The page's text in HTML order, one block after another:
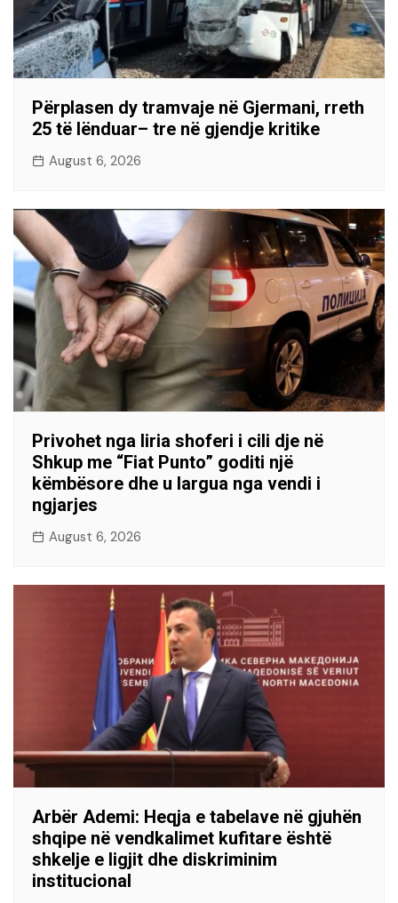
Përplasen dy tramvaje në Gjermani, rreth
25 të lënduar– tre në gjendje kritike
August 6, 2026
Privohet nga liria shoferi i cili dje në
Shkup me “Fiat Punto” goditi një
këmbësore dhe u largua nga vendi i
ngjarjes
August 6, 2026
Arbër Ademi: Heqja e tabelave në gjuhën
shqipe në vendkalimet kufitare është
shkelje e ligjit dhe diskriminim
institucional